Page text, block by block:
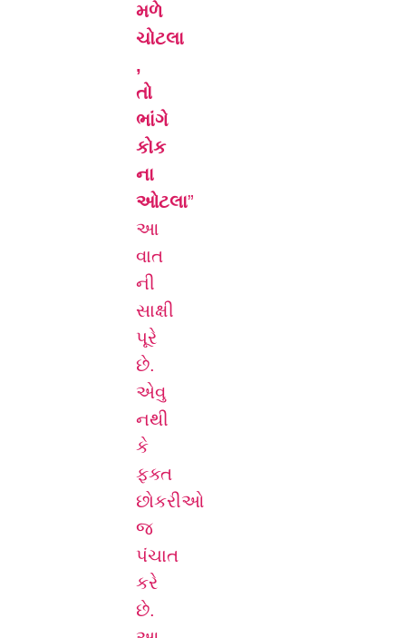
મળે
ચોટલા
,
તો
ભાંગે
કોક
ના
ઓટલા”
આ
વાત
ની
સાક્ષી
પૂરે
છે.
એવુ
નથી
કે
ફક્ત
છોકરીઓ
જ
પંચાત
કરે
છે.